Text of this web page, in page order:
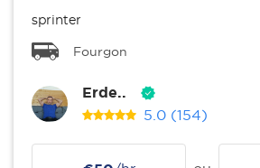
sprinter
Fourgon
Erde..
5.0 (154)